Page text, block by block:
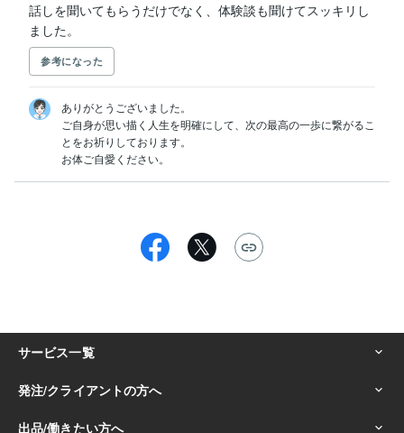
話しを聞いてもらうだけでなく、体験談も聞けてスッキリし
ました。
参考になった
ありがとうございました。
ご自身が思い描く人生を明確にして、次の最高の一歩に繋がるこ
とをお祈りしております。
お体ご自愛ください。